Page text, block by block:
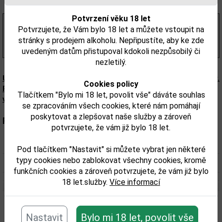
Potvrzení věku 18 let
Potvrzujete, že Vám bylo 18 let a můžete vstoupit na
stránky s prodejem alkoholu. Nepřipustíte, aby ke zde
uvedeným datům přistupoval kdokoli nezpůsobilý či
nezletilý.
Cookies policy
Tlačítkem "Bylo mi 18 let, povolit vše" dáváte souhlas
se zpracováním všech cookies, které nám pomáhají
poskytovat a zlepšovat naše služby a zároveň
potvrzujete, že vám již bylo 18 let.
Pod tlačítkem "Nastavit" si můžete vybrat jen některé
typy cookies nebo zablokovat všechny cookies, kromě
funkčních cookies a zároveň potvrzujete, že vám již bylo
18 let.služby. Více informací
Nastavit Bylo mi 18 let, povolit vše
697,00 Kčs DPH
(996,00 Kč/l)
Upozorňujeme, že tento produkt může obsahovat alergeny.
Přesné složení a alergeny jsou k dispozici na obalu
výrobku. Zkontrolujte prosím před konzumací.
Parametry:
Objem obalu (L): 0,7
Související zboží